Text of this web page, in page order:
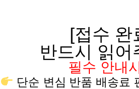
[접수 완
반드시 읽어
필수 안내
단순 변심 반품 배송료